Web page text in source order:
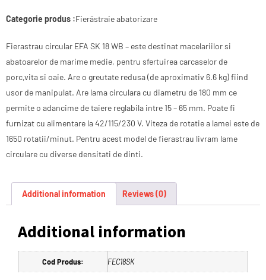
Categorie produs :Fierăstraie abatorizare
Fierastrau circular EFA SK 18 WB – este destinat macelariilor si
abatoarelor de marime medie, pentru sfertuirea carcaselor de
porc,vita si oaie. Are o greutate redusa (de aproximativ 6.6 kg) fiind
usor de manipulat. Are lama circulara cu diametru de 180 mm ce
permite o adancime de taiere reglabila intre 15 – 65 mm. Poate fi
furnizat cu alimentare la 42/115/230 V. Viteza de rotatie a lamei este de
1650 rotatii/minut. Pentru acest model de fierastrau livram lame
circulare cu diverse densitati de dinti.
Additional information Reviews (0)
Additional information
Cod Produs: FEC18SK